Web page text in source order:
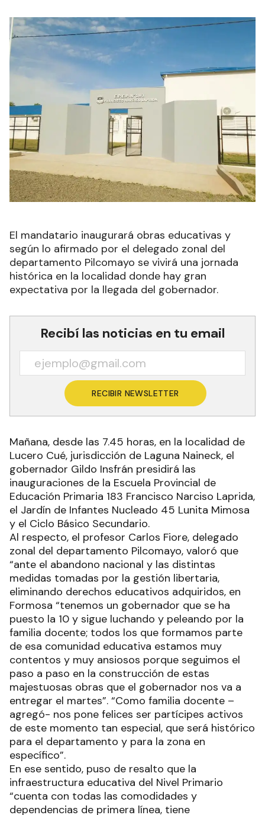
El mandatario inaugurará obras educativas y
según lo afirmado por el delegado zonal del
departamento Pilcomayo se vivirá una jornada
histórica en la localidad donde hay gran
expectativa por la llegada del gobernador.
Recibí las noticias en tu email
RECIBIR NEWSLETTER
Mañana, desde las 7.45 horas, en la localidad de
Lucero Cué, jurisdicción de Laguna Naineck, el
gobernador Gildo Insfrán presidirá las
inauguraciones de la Escuela Provincial de
Educación Primaria 183 Francisco Narciso Laprida,
el Jardín de Infantes Nucleado 45 Lunita Mimosa
y el Ciclo Básico Secundario.
Al respecto, el profesor Carlos Fiore, delegado
zonal del departamento Pilcomayo, valoró que
“ante el abandono nacional y las distintas
medidas tomadas por la gestión libertaria,
eliminando derechos educativos adquiridos, en
Formosa “tenemos un gobernador que se ha
puesto la 10 y sigue luchando y peleando por la
familia docente; todos los que formamos parte
de esa comunidad educativa estamos muy
contentos y muy ansiosos porque seguimos el
paso a paso en la construcción de estas
majestuosas obras que el gobernador nos va a
entregar el martes”. “Como familia docente –
agregó- nos pone felices ser partícipes activos
de este momento tan especial, que será histórico
para el departamento y para la zona en
específico”.
En ese sentido, puso de resalto que la
infraestructura educativa del Nivel Primario
“cuenta con todas las comodidades y
dependencias de primera línea, tiene